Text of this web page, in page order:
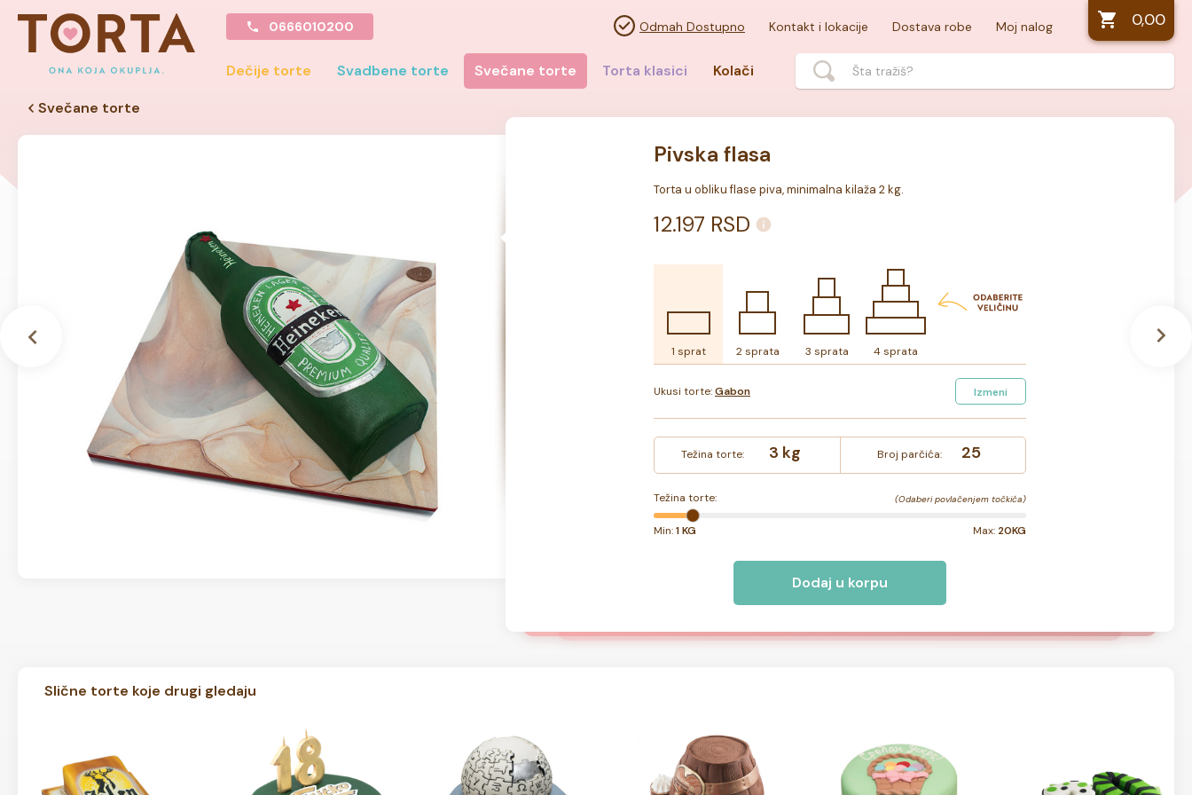
0666010200 Odmah Dostupno Kontakt i lokacije Dostava robe Moj nalog 0,00
Dečije torte Svadbene torte Svečane torte Torta klasici
Kolači
Svečane torte
Pivska flasa
Torta u obliku flase piva, minimalna kilaža 2 kg.
12.197 RSD
1 sprat 2 sprata 3 sprata 4 sprata
Ukusi torte:Gabon Izmeni
Težina torte: 3 kg Broj parčića: 25
Težina torte: (Odaberi povlačenjem točkića)
Min:1 KG Max: 20KG
Dodaj u korpu
Slične torte koje drugi gledaju